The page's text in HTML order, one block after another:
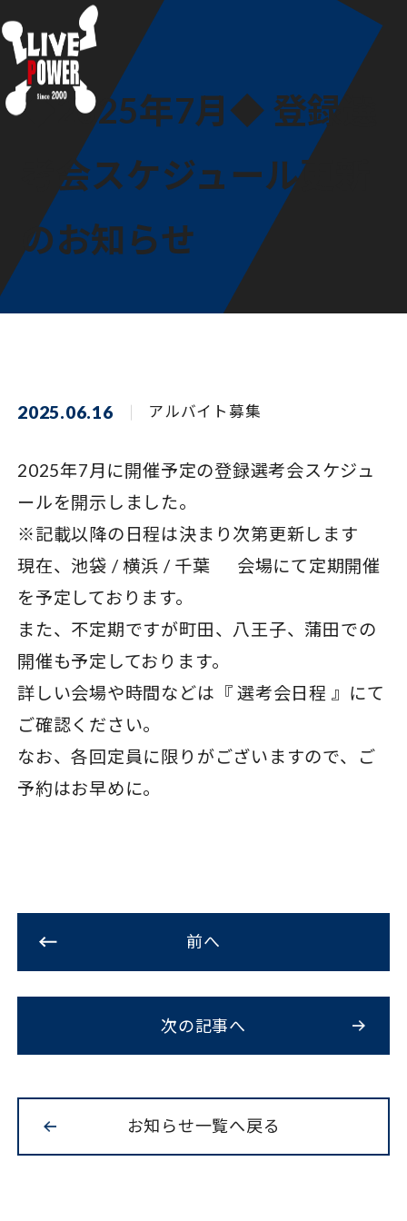
◆2025年7月◆ 登録選
考会スケジュール更新
のお知らせ
2025.06.16 アルバイト募集
2025年7月に開催予定の登録選考会スケジュ
ールを開示しました。
※記載以降の日程は決まり次第更新します
現在、池袋 / 横浜 / 千葉 会場にて定期開催
を予定しております。
また、不定期ですが町田、八王子、蒲田での
開催も予定しております。
詳しい会場や時間などは『選考会日程 』にて
ご確認ください。
なお、各回定員に限りがございますので、ご
予約はお早めに。
お知らせ一覧へ戻る
前へ
次の記事へ